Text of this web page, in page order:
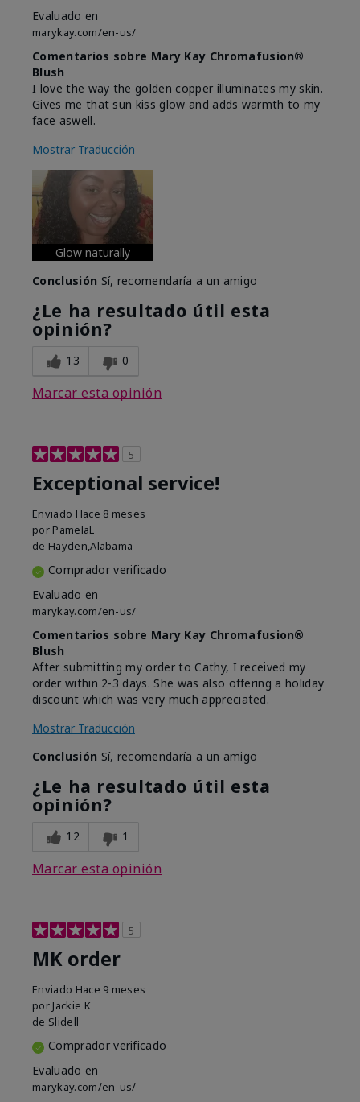
Evaluado en
marykay.com/en-us/
Comentarios sobre Mary Kay Chromafusion®
Blush
I love the way the golden copper illuminates my skin.
Gives me that sun kiss glow and adds warmth to my
face aswell.
Mostrar Traducción
Glow naturally
Conclusión Sí, recomendaría a un amigo
¿Le ha resultado útil esta
opinión?
13 0
Marcar esta opinión
5
Exceptional service!
Enviado Hace 8 meses
por PamelaL
de Hayden,Alabama
Comprador verificado
Evaluado en
marykay.com/en-us/
Comentarios sobre Mary Kay Chromafusion®
Blush
After submitting my order to Cathy, I received my
order within 2-3 days. She was also offering a holiday
discount which was very much appreciated.
Mostrar Traducción
Conclusión Sí, recomendaría a un amigo
¿Le ha resultado útil esta
opinión?
12 1
Marcar esta opinión
5
MK order
Enviado Hace 9 meses
por Jackie K
de Slidell
Comprador verificado
Evaluado en
marykay.com/en-us/